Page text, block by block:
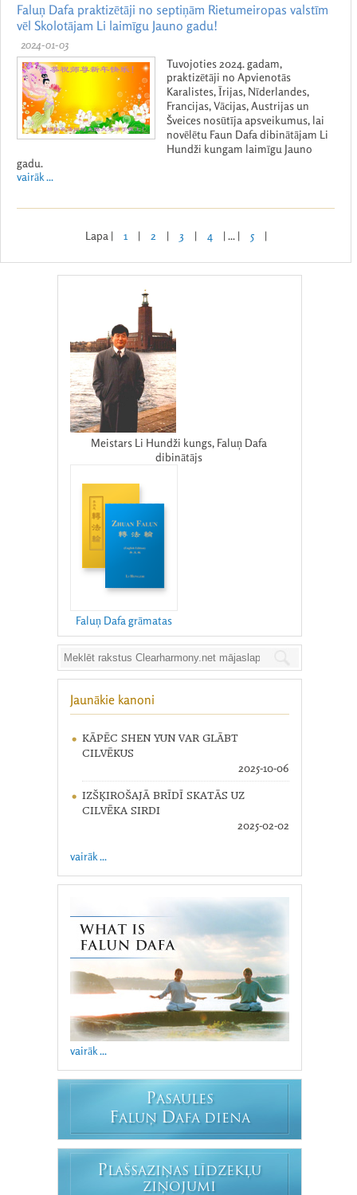
Faluņ Dafa praktizētāji no septiņām Rietumeiropas valstīm
vēl Skolotājam Li laimīgu Jauno gadu!
2024-01-03
Tuvojoties 2024. gadam,
praktizētāji no Apvienotās
Karalistes, Īrijas, Nīderlandes,
Francijas, Vācijas, Austrijas un
Šveices nosūtīja apsveikumus, lai
novēlētu Faun Dafa dibinātājam Li
Hundži kungam laimīgu Jauno
gadu.
vairāk ...
Lapa | 1 | 2 | 3 | 4 | ... | 5 |
Meistars Li Hundži kungs, Faluņ Dafa
dibinātājs
Faluņ Dafa grāmatas
Jaunākie kanoni
KĀPĒC SHEN YUN VAR GLĀBT
CILVĒKUS
2025-10-06
IZŠĶIROŠAJĀ BRĪDĪ SKATĀS UZ
CILVĒKA SIRDI
2025-02-02
vairāk ...
vairāk ...
PASAULES
FALUŅ DAFA DIENA
PLAŠSAZIŅAS LĪDZEKĻU
ZIŅOJUMI